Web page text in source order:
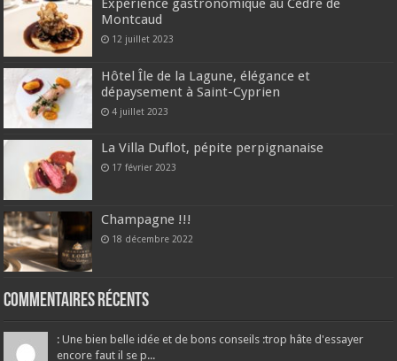
Expérience gastronomique au Cèdre de
Montcaud
12 juillet 2023
Hôtel Île de la Lagune, élégance et
dépaysement à Saint-Cyprien
4 juillet 2023
La Villa Duflot, pépite perpignanaise
17 février 2023
Champagne !!!
18 décembre 2022
Commentaires récents
: Une bien belle idée et de bons conseils :trop hâte d'essayer
encore faut il se p...